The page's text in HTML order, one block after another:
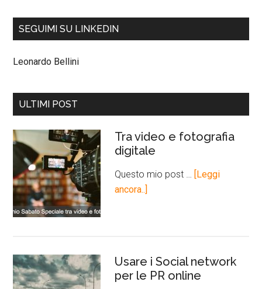
SEGUIMI SU LINKEDIN
Leonardo Bellini
ULTIMI POST
Tra video e fotografia
digitale
Questo mio post … [Leggi
ancora..]
Usare i Social network
per le PR online